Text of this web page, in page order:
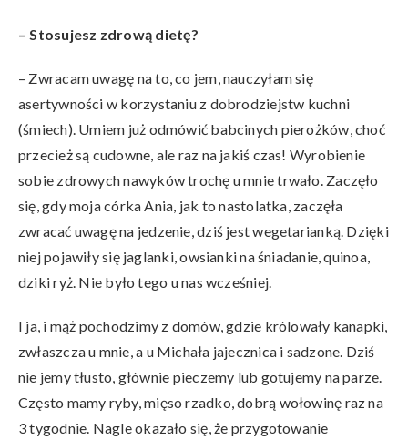
– Stosujesz zdrową dietę?
– Zwracam uwagę na to, co jem, nauczyłam się
asertywności w korzystaniu z dobrodziejstw kuchni
(śmiech). Umiem już odmówić babcinych pierożków, choć
przecież są cudowne, ale raz na jakiś czas! Wyrobienie
sobie zdrowych nawyków trochę u mnie trwało. Zaczęło
się, gdy moja córka Ania, jak to nastolatka, zaczęła
zwracać uwagę na jedzenie, dziś jest wegetarianką. Dzięki
niej pojawiły się jaglanki, owsianki na śniadanie, quinoa,
dziki ryż. Nie było tego u nas wcześniej.
I ja, i mąż pochodzimy z domów, gdzie królowały kanapki,
zwłaszcza u mnie, a u Michała jajecznica i sadzone. Dziś
nie jemy tłusto, głównie pieczemy lub gotujemy na parze.
Często mamy ryby, mięso rzadko, dobrą wołowinę raz na
3 tygodnie. Nagle okazało się, że przygotowanie